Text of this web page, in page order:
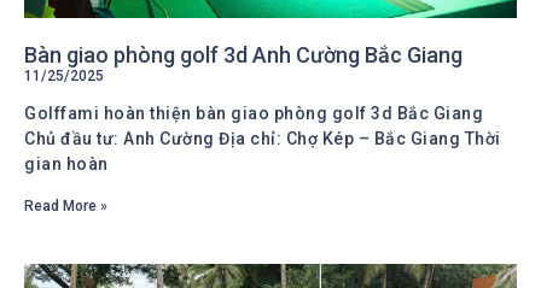
Bàn giao phòng golf 3d Anh Cường Bắc Giang
11/25/2025
Golffami hoàn thiện bàn giao phòng golf 3d Bắc Giang
Chủ đầu tư: Anh Cường Địa chỉ: Chợ Kép – Bắc Giang Thời
gian hoàn
Read More »